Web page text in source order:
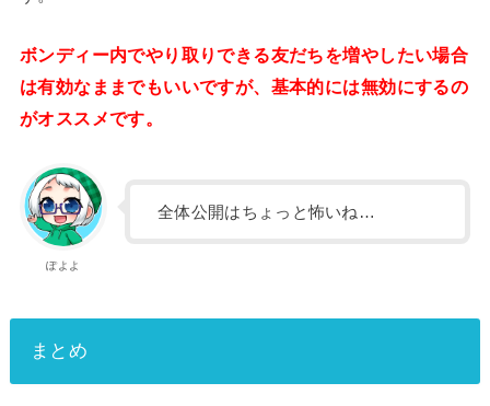
ボンディー内でやり取りできる友だちを増やしたい場合
は有効なままでもいいですが、基本的には無効にするの
がオススメです。
ぽよよ
全体公開はちょっと怖いね…
まとめ